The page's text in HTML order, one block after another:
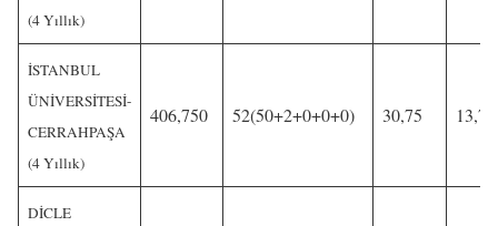
(4 Yıllık)
İSTANBUL
ÜNİVERSİTESİ-
CERRAHPAŞA
(4 Yıllık)
406,750 52(50+2+0+0+0) 30,75 13,75
DİCLE